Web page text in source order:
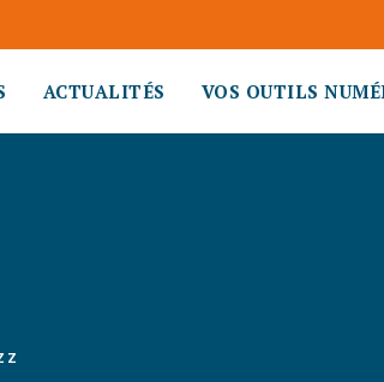
ACTUALITÉS VOS OUTILS